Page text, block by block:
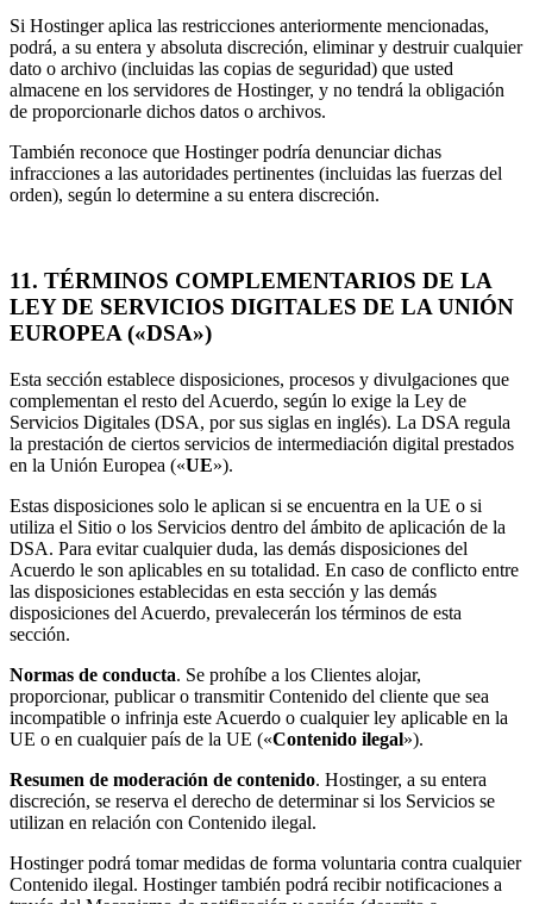
Si Hostinger aplica las restricciones anteriormente mencionadas,
podrá, a su entera y absoluta discreción, eliminar y destruir cualquier
dato o archivo (incluidas las copias de seguridad) que usted
almacene en los servidores de Hostinger, y no tendrá la obligación
de proporcionarle dichos datos o archivos.
También reconoce que Hostinger podría denunciar dichas
infracciones a las autoridades pertinentes (incluidas las fuerzas del
orden), según lo determine a su entera discreción.
11. TÉRMINOS COMPLEMENTARIOS DE LA
LEY DE SERVICIOS DIGITALES DE LA UNIÓN
EUROPEA («DSA»)
Esta sección establece disposiciones, procesos y divulgaciones que
complementan el resto del Acuerdo, según lo exige la Ley de
Servicios Digitales (DSA, por sus siglas en inglés). La DSA regula
la prestación de ciertos servicios de intermediación digital prestados
en la Unión Europea («UE»).
Estas disposiciones solo le aplican si se encuentra en la UE o si
utiliza el Sitio o los Servicios dentro del ámbito de aplicación de la
DSA. Para evitar cualquier duda, las demás disposiciones del
Acuerdo le son aplicables en su totalidad. En caso de conflicto entre
las disposiciones establecidas en esta sección y las demás
disposiciones del Acuerdo, prevalecerán los términos de esta
sección.
Normas de conducta. Se prohíbe a los Clientes alojar,
proporcionar, publicar o transmitir Contenido del cliente que sea
incompatible o infrinja este Acuerdo o cualquier ley aplicable en la
UE o en cualquier país de la UE («Contenido ilegal»).
Resumen de moderación de contenido. Hostinger, a su entera
discreción, se reserva el derecho de determinar si los Servicios se
utilizan en relación con Contenido ilegal.
Hostinger podrá tomar medidas de forma voluntaria contra cualquier
Contenido ilegal. Hostinger también podrá recibir notificaciones a